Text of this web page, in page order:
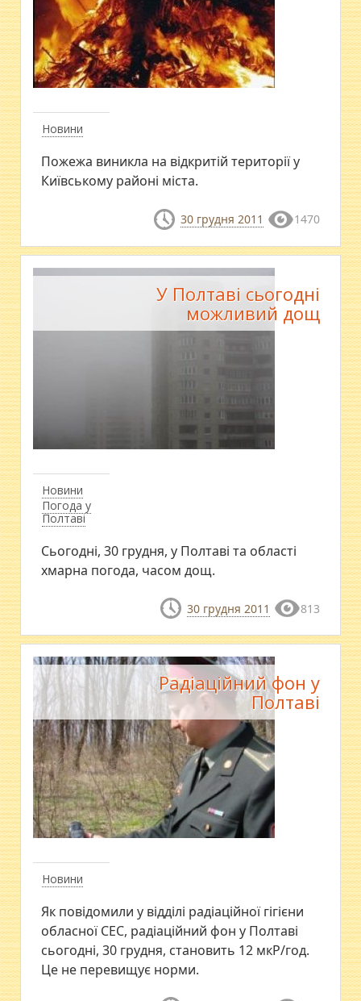
Новини
Пожежа виникла на відкритій території у
Київському районі міста.
30 грудня 2011 1470
Новини
Погода у
Полтаві
У Полтаві сьогодні
можливий дощ
Сьогодні, 30 грудня, у Полтаві та області
хмарна погода, часом дощ.
30 грудня 2011 813
Новини
Радіаційний фон у
Полтаві
Як повідомили у відділі радіаційної гігієни
обласної СЕС, радіаційний фон у Полтаві
сьогодні, 30 грудня, становить 12 мкР/год.
Це не перевищує норми.